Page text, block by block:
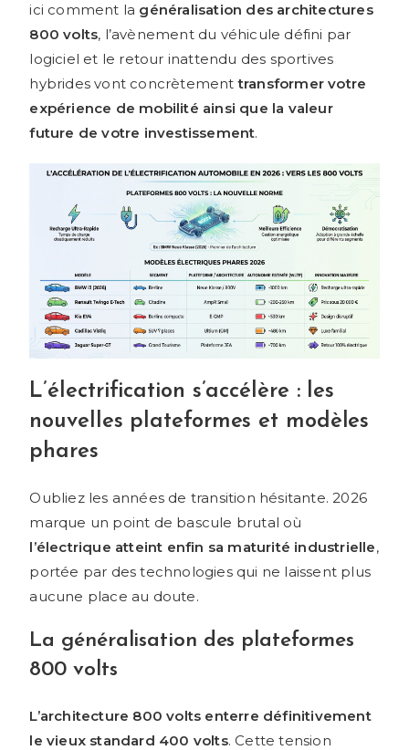
ici comment la généralisation des architectures
800 volts, l’avènement du véhicule défini par
logiciel et le retour inattendu des sportives
hybrides vont concrètementtransformer votre
expérience de mobilité ainsi que la valeur
future de votre investissement.
L’électrification s’accélère : les
nouvelles plateformes et modèles
phares
Oubliez les années de transition hésitante. 2026
marque un point de bascule brutal où
l’électrique atteint enfin sa maturité industrielle,
portée par des technologies qui ne laissent plus
aucune place au doute.
La généralisation des plateformes
800 volts
L’architecture 800 volts enterre définitivement
le vieux standard 400 volts. Cette tension